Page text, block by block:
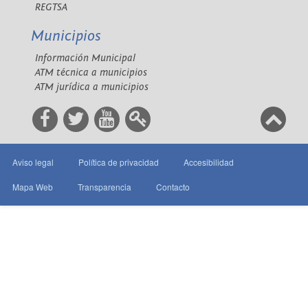
REGTSA
Municipios
Información Municipal
ATM técnica a municipios
ATM jurídica a municipios
Aviso legal Política de privacidad Accesibilidad
Mapa Web Transparencia Contacto